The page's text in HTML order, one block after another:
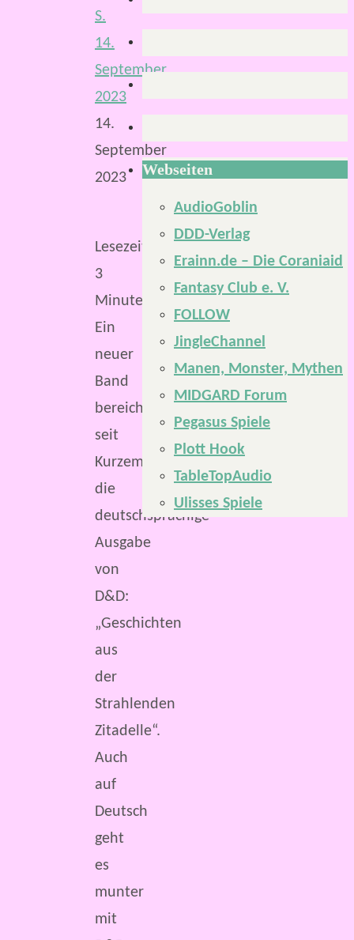
S.
14.
September
2023
14.
September
2023
Lesezeit:
3
Minuten
Ein
neuer
Band
bereichert
seit
Kurzem
die
deutschsprachige
Ausgabe
von
D&D:
„Geschichten
aus
der
Strahlenden
Zitadelle“.
Auch
auf
Deutsch
geht
es
munter
mit
Webseiten
AudioGoblin
DDD-Verlag
Erainn.de – Die Coraniaid
Fantasy Club e. V.
FOLLOW
JingleChannel
Manen, Monster, Mythen
MIDGARD Forum
Pegasus Spiele
Plott Hook
TableTopAudio
Ulisses Spiele